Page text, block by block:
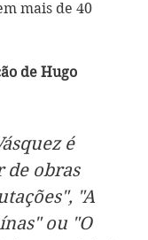
mais de 40
de Hugo
é
de obras
"A
ou "O